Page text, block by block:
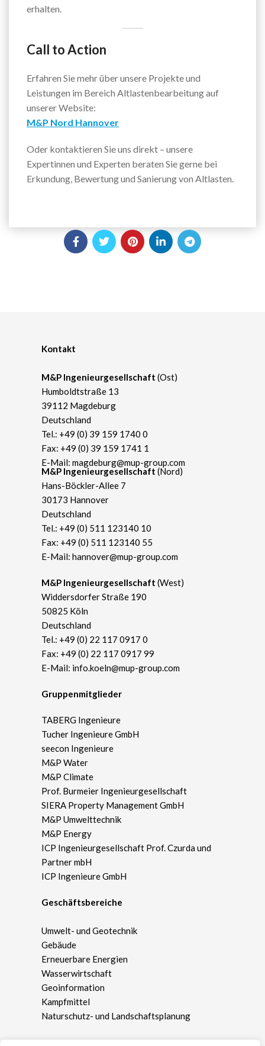
erhalten.
Call to Action
Erfahren Sie mehr über unsere Projekte und
Leistungen im Bereich Altlastenbearbeitung auf
unserer Website:
M&P Nord Hannover
Oder kontaktieren Sie uns direkt – unsere
Expertinnen und Experten beraten Sie gerne bei
Erkundung, Bewertung und Sanierung von Altlasten.
Geschäftsbereiche
Umwelt- und Geotechnik
Gebäude
Erneuerbare Energien
Wasserwirtschaft
Geoinformation
Kampfmittel
Naturschutz- und Landschaftsplanung
Gruppenmitglieder
TABERG Ingenieure
Tucher Ingenieure GmbH
seecon Ingenieure
M&P Water
M&P Climate
Prof. Burmeier Ingenieurgesellschaft
SIERA Property Management GmbH
M&P Umwelttechnik
M&P Energy
ICP Ingenieurgesellschaft Prof. Czurda und
Partner mbH
ICP Ingenieure GmbH
​M&P Ingenieurgesellschaft (Nord)
Hans-Böckler-Allee 7
30173 Hannover
Deutschland
Tel.: +49 (0) 511 123140 10
Fax: +49 (0) 511 123140 55
E-Mail: hannover@mup-group.com
​M&P Ingenieurgesellschaft (West)
Widdersdorfer Straße 190
50825 Köln
Deutschland
Tel.: +49 (0) 22 117 0917 0
Fax: +49 (0) 22 117 0917 99
E-Mail: info.koeln@mup-group.com
Kontakt
M&P Ingenieurgesellschaft (Ost)
Humboldtstraße 13
39112 Magdeburg
Deutschland
Tel.: +49 (0) 39 159 1740 0
Fax: +49 (0) 39 159 1741 1
E-Mail: magdeburg@mup-group.com